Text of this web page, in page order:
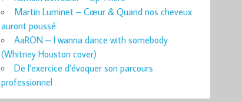
Martin Luminet – Cœur & Quand nos cheveux
auront poussé
AaRON – I wanna dance with somebody
(Whitney Houston cover)
De l’exercice d’évoquer son parcours
professionnel